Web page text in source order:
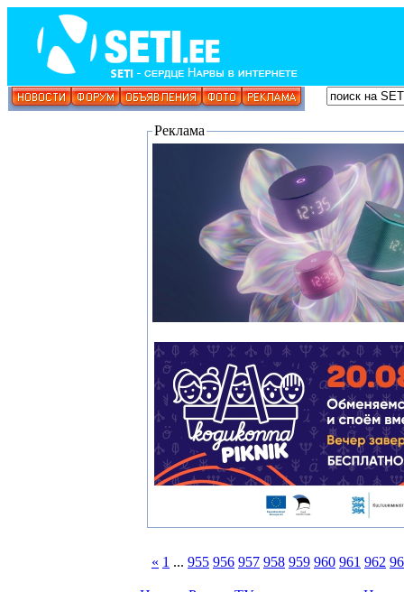
Реклама
« 1 ... 955 956 957 958 959 960 961 962